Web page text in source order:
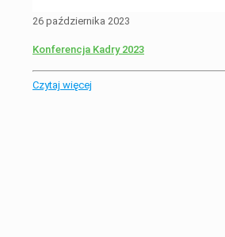
26 października 2023
Konferencja Kadry 2023
Czytaj więcej